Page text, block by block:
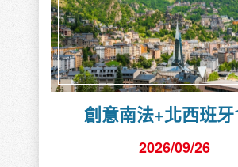
創意南法+北西班
2026/09/26